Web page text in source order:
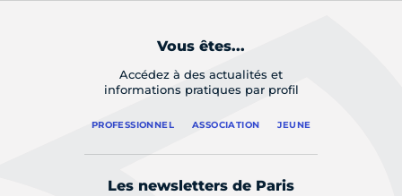
Vous êtes...
Accédez à des actualités et
informations pratiques par profil
PROFESSIONNEL ASSOCIATION JEUNE
Les newsletters de Paris